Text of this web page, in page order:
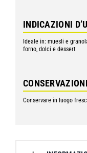
INDICAZIONI
Ideale in: muesli e
forno, dolci e dessert
Conservare in luogo